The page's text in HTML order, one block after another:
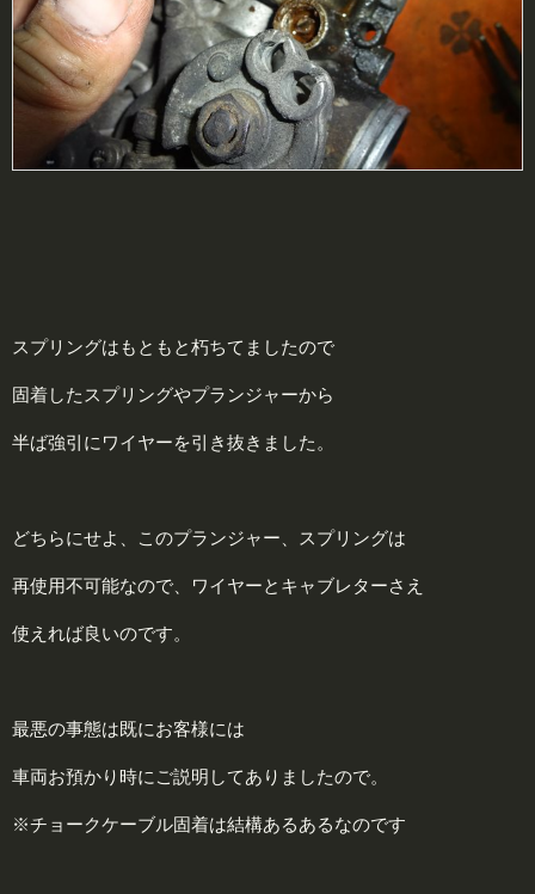
スプリングはもともと朽ちてましたので
固着したスプリングやプランジャーから
半ば強引にワイヤーを引き抜きました。
どちらにせよ、このプランジャー、スプリングは
再使用不可能なので、ワイヤーとキャブレターさえ
使えれば良いのです。
最悪の事態は既にお客様には
車両お預かり時にご説明してありましたので。
※チョークケーブル固着は結構あるあるなのです